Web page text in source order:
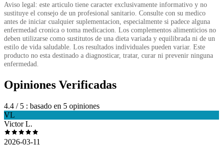
Aviso legal: este articulo tiene caracter exclusivamente informativo y no
sustituye el consejo de un profesional sanitario. Consulte con su medico
antes de iniciar cualquier suplementacion, especialmente si padece alguna
enfermedad cronica o toma medicacion. Los complementos alimenticios no
deben utilizarse como sustitutos de una dieta variada y equilibrada ni de un
estilo de vida saludable. Los resultados individuales pueden variar. Este
producto no esta destinado a diagnosticar, tratar, curar ni prevenir ninguna
enfermedad.
Opiniones Verificadas
4.4 / 5 : basado en 5 opiniones
VL
Victor L.
2026-03-11